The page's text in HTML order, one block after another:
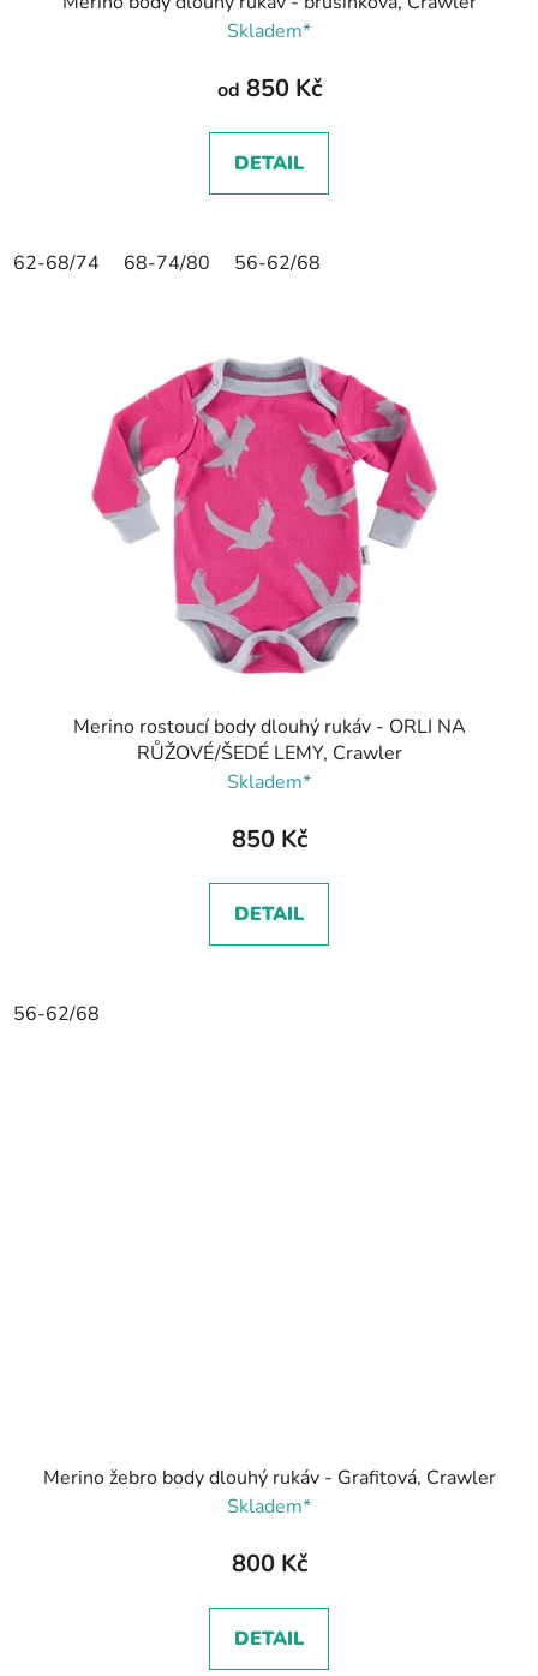
Skladem*
od 850 Kč
DETAIL
62-68/74 68-74/80 56-62/68
Merino rostoucí body dlouhý rukáv - ORLI NA
RŮŽOVÉ/ŠEDÉ LEMY, Crawler
Skladem*
850 Kč
DETAIL
56-62/68
Merino žebro body dlouhý rukáv - Grafitová, Crawler
Skladem*
800 Kč
DETAIL